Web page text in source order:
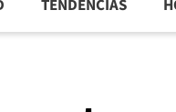
TENDENCIAS